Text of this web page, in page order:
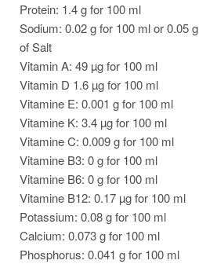
Protein: 1.4 g for 100 ml
Sodium: 0.02 g for 100 ml or 0.05 g
of Salt
Vitamin A: 49 µg for 100 ml
Vitamin D 1.6 µg for 100 ml
Vitamine E: 0.001 g for 100 ml
Vitamine K: 3.4 µg for 100 ml
Vitamine C: 0.009 g for 100 ml
Vitamine B3: 0 g for 100 ml
Vitamine B6: 0 g for 100 ml
Vitamine B12: 0.17 µg for 100 ml
Potassium: 0.08 g for 100 ml
Calcium: 0.073 g for 100 ml
Phosphorus: 0.041 g for 100 ml